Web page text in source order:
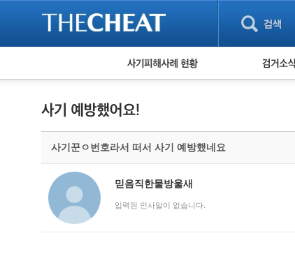
피해사례 현황
게임 · 비실물 피해사례
보이스피싱 피해사례
유해사이트 목록
비공개 피해사례
워킹홀리데이 피해사례
검거 소식
사기꾼ㅇ번호라서 떠서 사기 예방했네요
믿음직한물방울새
입력된 인사말이 없습니다.